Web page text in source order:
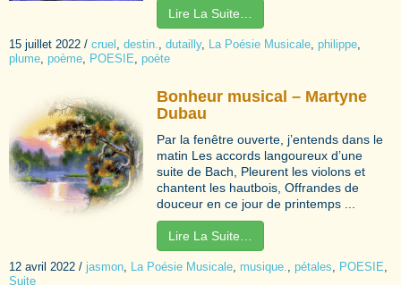
Lire La Suite…
15 juillet 2022 / cruel destin. dutailly, La Poésie Musicale philippe
plume poème POESIE poète
Bonheur musical – Martyne
Dubau
Par la fenêtre ouverte, j’entends dans le
matin Les accords langoureux d’une
suite de Bach, Pleurent les violons et
chantent les hautbois, Offrandes de
douceur en ce jour de printemps ...
Lire La Suite…
12 avril 2022 / jasmon La Poésie Musicale musique. pétales POESIE
Suite